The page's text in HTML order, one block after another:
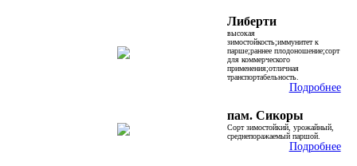
Либерти
высокая
зимостойкость;иммунитет к
парше;раннее плодоношение;сорт
для коммерческого
применения;отличная
транспортабельность.
Подробнее
пам. Сикоры
Сорт зимостойкий, урожайный,
среднепоражаемый паршой.
Подробнее